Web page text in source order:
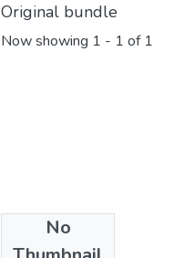
Original bundle
Now showing 1 - 1 of 1
No
License bundle